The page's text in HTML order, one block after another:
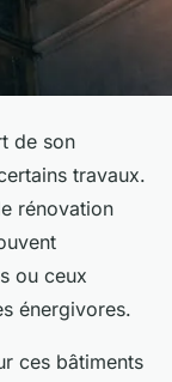
de son
travaux.
rénovation
ou ceux
énergivores.
ces bâtiments